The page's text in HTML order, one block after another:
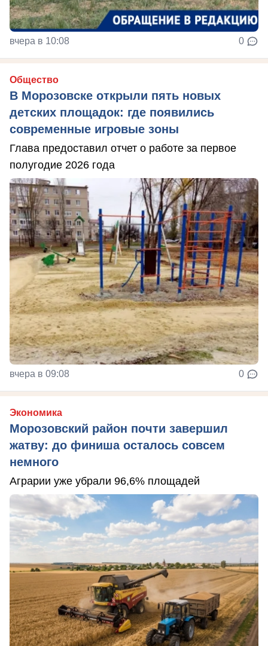
вчера в 10:08 0
Общество
В Морозовске открыли пять новых
детских площадок: где появились
современные игровые зоны
Глава предоставил отчет о работе за первое
полугодие 2026 года
вчера в 09:08 0
Экономика
Морозовский район почти завершил
жатву: до финиша осталось совсем
немного
Аграрии уже убрали 96,6% площадей